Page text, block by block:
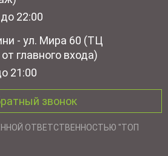
22:00
- ул. Мира 60 (ТЦ
главного входа)
21:00
звонок
ОТВЕТСТВЕННОСТЬЮ "ТОП